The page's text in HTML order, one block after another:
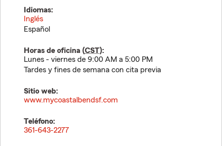
Idiomas:
Inglés
Español
Horas de oficina (CST):
Lunes - viernes de 9:00 AM a 5:00 PM
Tardes y fines de semana con cita previa
Sitio web:
www.mycoastalbendsf.com
Teléfono:
361-643-2277